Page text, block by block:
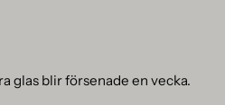
glas blir försenade en vecka.